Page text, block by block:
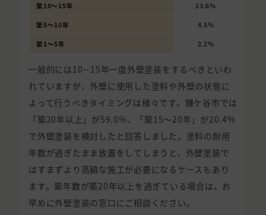
築10〜15年 13.6%
築5〜10年 4.5%
築1〜5年 2.2%
一般的には10∼15年一度外壁塗装をするべきといわ
れていますが、外壁に使用した塗料や外壁の状態に
よって行うべきタイミングは様々です。鎌ケ谷市では
「築20年以上」が59.0%、「築15〜20年」が20.4%
で外壁塗装を検討したと回答しました。塗料の耐用
年数が過ぎたまま放置をしてしまうと、外壁塗装で
はすまずより高額な施工が必要になるケースもあり
ます。築年数が築20年以上を過ぎている場合は、お
早めに外壁塗装の窓口にご相談ください。